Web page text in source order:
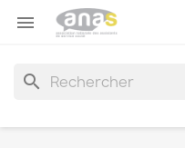

search